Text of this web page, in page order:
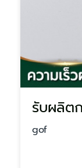
รับผลิต
gof